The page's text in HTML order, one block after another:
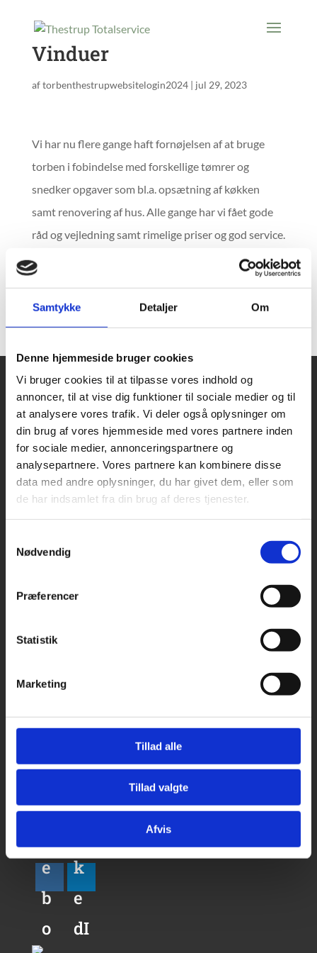
Samtykke Detaljer Om
Denne hjemmeside bruger cookies
Vi bruger cookies til at tilpasse vores indhold og
annoncer, til at vise dig funktioner til sociale medier og til
at analysere vores trafik. Vi deler også oplysninger om
din brug af vores hjemmeside med vores partnere inden
for sociale medier, annonceringspartnere og
analysepartnere. Vores partnere kan kombinere disse
data med andre oplysninger, du har givet dem, eller som
de har indsamlet fra din brug af deres tjenester.
Nødvendig
Præferencer
Statistik
Marketing
Tillad alle
Tillad valgte
Afvis
Vinduer
aftorbenthestrupwebsitelogin2024| jul 29, 2023
Vi har nu flere gange haft fornøjelsen af at bruge
torben i fobindelse med forskellige tømrer og
snedker opgaver som bl.a. opsætning af køkken
samt renovering af hus. Alle gange har vi fået gode
råd og vejledning samt rimelige priser og god service.
Torben er både professionel og engageret. Han er
ærekær om sit håndværk og tager sig tid til at lave
sit arbejde så alle er tilfredse. Jeg kan varmt anbefale
samarbejde med Thestrup totalservice!
Thestrup Totalservice
Din lokale tømrer i Vallensbæk og Ishøj
Vemmetoftevej 18,
Tlf.:40 72 45 97
Links
Tømrerarbejde
Galleri